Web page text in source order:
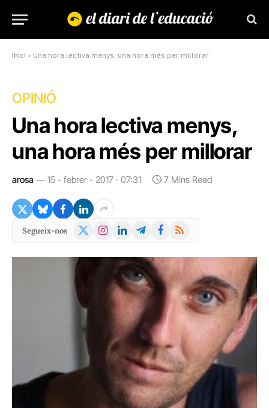
Inici » Una hora lectiva menys, una hora més per millorar
OPINIÓ
Una hora lectiva menys,
una hora més per millorar
arosa 15 - febrer - 2017 · 07:31 7 Mins Read
Segueix-nos
X
Instagram
LinkedInTelegramFacebook
RSS